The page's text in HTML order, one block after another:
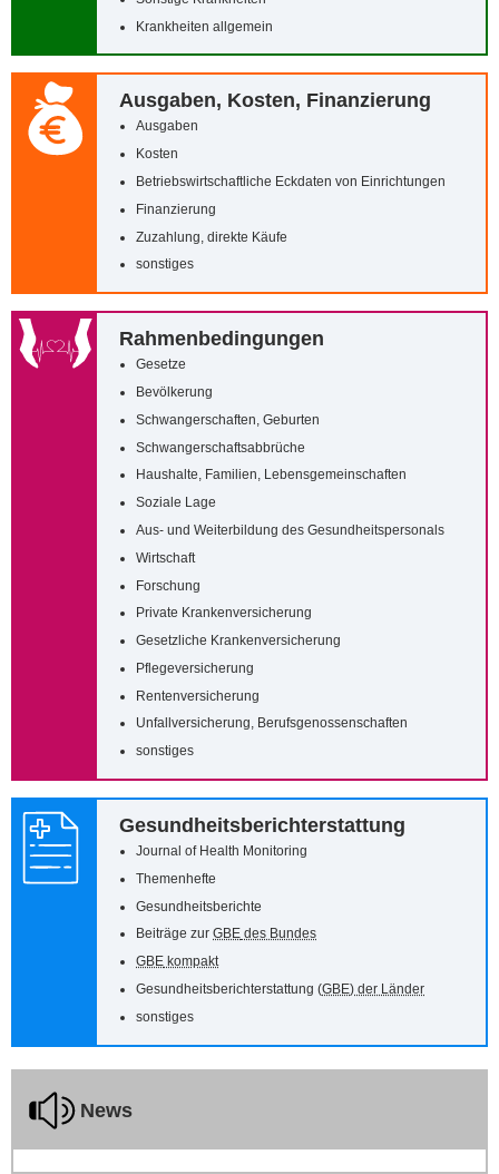
Krankheiten allgemein
Ausgaben, Kosten, Finanzierung
Ausgaben
Kosten
Betriebswirtschaftliche Eckdaten von Einrichtungen
Finanzierung
Zuzahlung, direkte Käufe
sonstiges
Rahmenbedingungen
Gesetze
Bevölkerung
Schwangerschaften, Geburten
Schwangerschaftsabbrüche
Haushalte, Familien, Lebensgemeinschaften
Soziale Lage
Aus- und Weiterbildung des Gesundheitspersonals
Wirtschaft
Forschung
Private Krankenversicherung
Gesetzliche Krankenversicherung
Pflegeversicherung
Rentenversicherung
Unfallversicherung, Berufsgenossenschaften
sonstiges
Gesundheitsberichterstattung
Journal of Health Monitoring
Themenhefte
Gesundheitsberichte
Beiträge zur GBE des Bundes
GBE kompakt
Gesundheitsberichterstattung (GBE) der Länder
sonstiges
News